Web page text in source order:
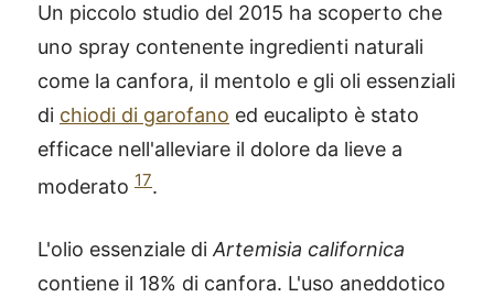
Un piccolo studio del 2015 ha scoperto che
uno spray contenente ingredienti naturali
come la canfora, il mentolo e gli oli essenziali
di chiodi di garofano ed eucalipto è stato
efficace nell'alleviare il dolore da lieve a
moderato 17.
L'olio essenziale diArtemisia californica
contiene il 18% di canfora. L'uso aneddotico